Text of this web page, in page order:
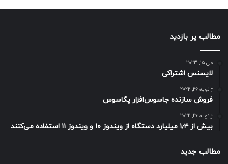
مطالب پر بازدید
می 15, 2023
لایسنس اشتراکی
ژانویه 26, 2022
فروش سازنده جاسوس‌افزار پگاسوس
ژانویه 26, 2022
بیش از ۱٫۴ میلیارد دستگاه از ویندوز ۱۰ و ویندوز ۱۱ استفاده می‌کنند
مطالب جدید